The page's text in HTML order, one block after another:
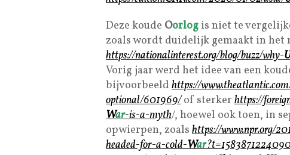
Deze koude Oorlog is niet te
zoals wordt duidelijk gemaakt in het
https://nationalinterest.org/blog/buzz/why-
Vorig jaar werd het idee van een
bijvoorbeeld https://
optional/601969/of sterker https://
War-is-a-myth/, hoewel ook toen, in
opwierpen, zoals https://www.npr.org/
headed-for-a-cold-War